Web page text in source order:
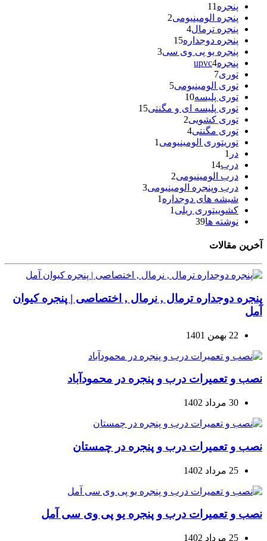
پنجره 11
پنجره الومینیومی2
پنجره ترمال4
پنجره دوجداره15
پنجره یو پی وی سی3
پنجرهupvc4
توری7
توری الومینیومی5
توری پلیسه10
توری پلیسه ای و مگنتی15
توری کشویی2
توری مگنتی4
توریتوری الومینیومی 1
در 1
درب14
درب الومینیومی2
درب وپنجره الومینیومی3
شیشه های دوجداره 1
کشوییتوری ریلی 1
نوشته ها39
آخرین مقالات
پنجره دوجداره ترمال , نرمال , اختصاصی | پنجره کیوان
آمل
22 بهمن 1401
نصب و تعمیرات درب و پنجره در محمودآباد
30 مرداد 1402
نصب و تعمیرات درب و پنجره در چمستان
25 مرداد 1402
نصب و تعمیرات درب و پنجره یو پی وی سی آمل
25 مرداد 1402